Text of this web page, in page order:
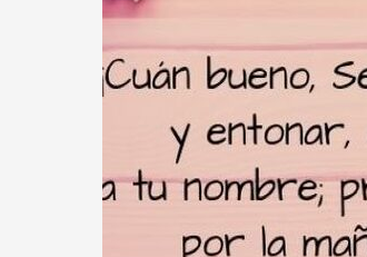
católicas:
una
guía
espiritual
inigualable.